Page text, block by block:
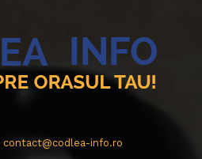
contact@codlea-info.ro